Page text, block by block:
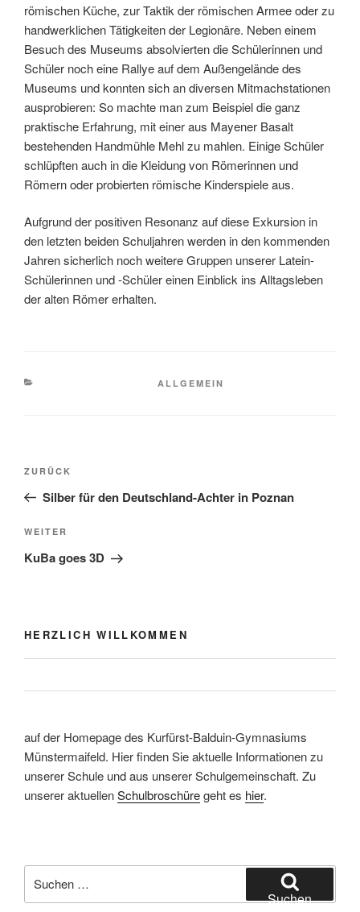
römischen Küche, zur Taktik der römischen Armee oder zu
handwerklichen Tätigkeiten der Legionäre. Neben einem
Besuch des Museums absolvierten die Schülerinnen und
Schüler noch eine Rallye auf dem Außengelände des
Museums und konnten sich an diversen Mitmachstationen
ausprobieren: So machte man zum Beispiel die ganz
praktische Erfahrung, mit einer aus Mayener Basalt
bestehenden Handmühle Mehl zu mahlen. Einige Schüler
schlüpften auch in die Kleidung von Römerinnen und
Römern oder probierten römische Kinderspiele aus.
Aufgrund der positiven Resonanz auf diese Exkursion in
den letzten beiden Schuljahren werden in den kommenden
Jahren sicherlich noch weitere Gruppen unserer Latein-
Schülerinnen und -Schüler einen Einblick ins Alltagsleben
der alten Römer erhalten.
KATEGORIEN
ALLGEMEIN
Beitragsnavigation
Vorheriger
Beitrag
ZURÜCK
Silber für den Deutschland-Achter in Poznan
Nächster
Beitrag
WEITER
KuBa goes 3D
HERZLICH WILLKOMMEN
auf der Homepage des Kurfürst-Balduin-Gymnasiums
Münstermaifeld. Hier finden Sie aktuelle Informationen zu
unserer Schule und aus unserer Schulgemeinschaft. Zu
unserer aktuellenSchulbroschüregeht es hier.
nach:
Suchen